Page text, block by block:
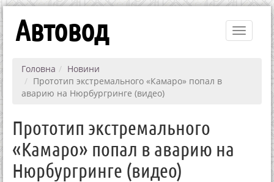
Toggle
Автовод
Головна
Новини
Прототип экстремального «Камаро» попал в
аварию на Нюрбургринге (видео)
Прототип экстремального
«Камаро» попал в аварию на
Нюрбургринге (видео)